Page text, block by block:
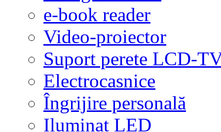
e-book reader
Video-proiector
Suport perete LCD-
Electrocasnice
Îngrijire personală
Iluminat LED